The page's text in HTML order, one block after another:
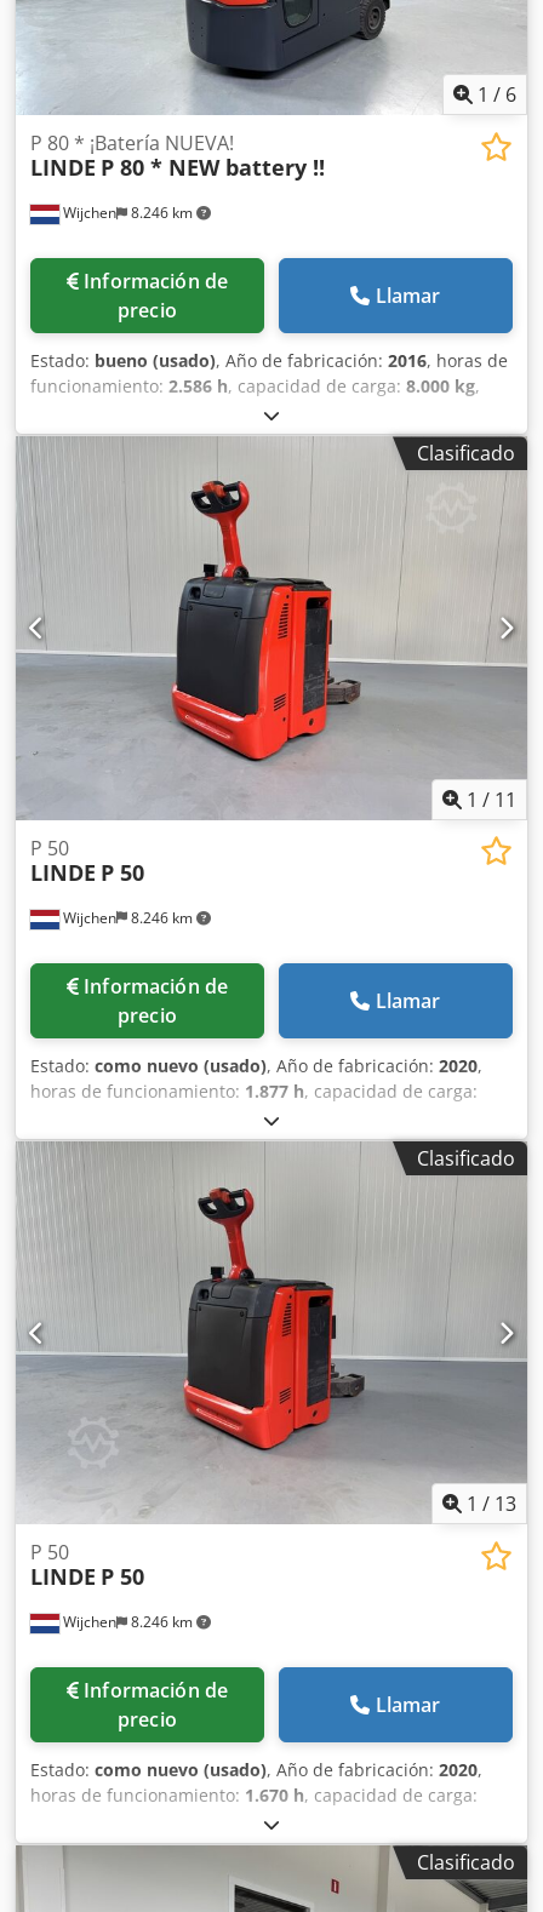
1 / 6
Wijchen 8.246 km
P 80 * ¡Batería NUEVA!
LINDE P 80 * NEW battery !!
Información de
precio
Llamar
Estado: bueno (usado), Año de fabricación: 2016, horas de
funcionamiento: 2.586 h, capacidad de carga: 8.000 kg,
eléctrico, Fabricante + modelo: LINDE
P 80 (1191) ID: 24061.5218 Categoría: Usado Capacidad:
8000 kg Año: 2016 Horas: 2586 horas Dcodpozq Unnsfx
Ahgok Batería: Completamente NUEVA * 48v / 375Ah * Año
2026 Opciones: Cabina completa! CALEFACCIÓN!
Clasificado
1 / 11
Wijchen 8.246 km
P 50
LINDE P 50
Información de
precio
Llamar
Estado: como nuevo (usado), Año de fabricación: 2020,
horas de funcionamiento: 1.877 h, capacidad de carga:
, altura de elevación:300 mm
combustible:eléctrico, Fabricante + modelo: LINDE P 50
Tractor de arrastre - 1F ID: 26060.6268 Categoría: Usado
Mástil: 1F300 Altura de elevación: 300 mm Dcedpfezq
Umwox Ahgok Capacidad: 5000 kg Año: 2020 Horas: 1877
Tensión: 24 V
Clasificado
1 / 13
Wijchen 8.246 km
P 50
LINDE P 50
Información de
precio
Llamar
Estado: como nuevo (usado), Año de fabricación: 2020,
horas de funcionamiento: 1.670 h, capacidad de carga:
, altura de elevación:300 mm
combustible:eléctrico, Fabricante + modelo: LINDE P 50
Tractor de arrastre - 1F ID: 26060.6269 Categoría: Usado
Mástil: 1F300 Altura de elevación: 300 mm Capacidad: 5000
Clasificado